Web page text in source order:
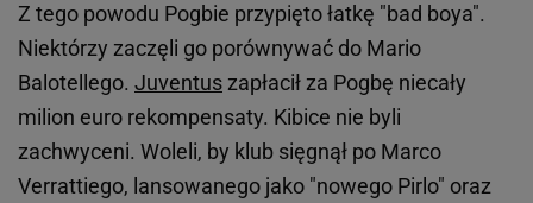
Z tego powodu Pogbie przypięto łatkę "bad boya".
Niektórzy zaczęli go porównywać do Mario
Balotellego. Juventus zapłacił za Pogbę niecały
milion euro rekompensaty. Kibice nie byli
zachwyceni. Woleli, by klub sięgnął po Marco
Verrattiego, lansowanego jako "nowego Pirlo" oraz